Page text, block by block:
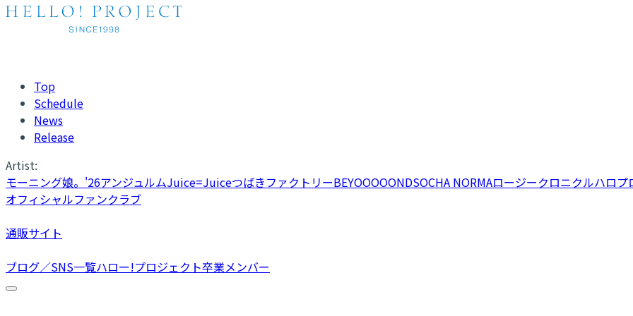
Top
Schedule
News
Release
Artist:
モーニング娘。'26アンジュルムJuice=JuiceつばきファクトリーBEYOOOOONDSOCHA NORMAロージークロニクルハロプ
オフィシャルファンクラブ
通販サイト
ブログ／SNS一覧ハロー!プロジェクト卒業メンバー